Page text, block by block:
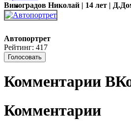
Виноградов Николай | 14 лет |
Автопортрет
Рейтинг: 417
Комментарии
Комментарии